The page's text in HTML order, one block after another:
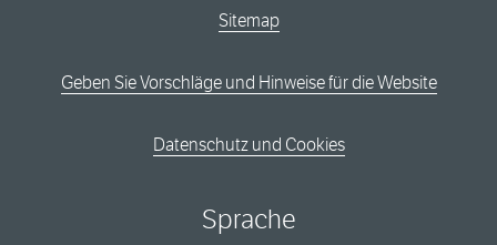
Sitemap
Geben Sie Vorschläge und Hinweise für die Website
Datenschutz und Cookies
Sprache